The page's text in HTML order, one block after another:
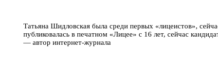
Татьяна Шидловская была среди первых «лицеистов»,
публиковалась в печатном «Лицее» с 16 лет, сейчас
— автор интернет-журнала